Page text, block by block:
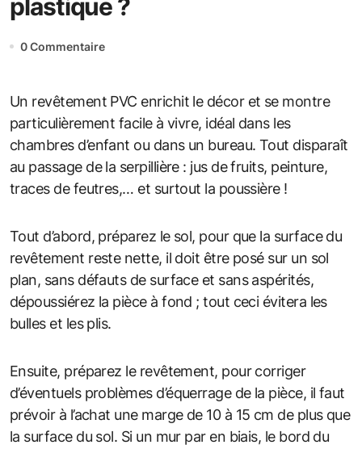
plastique ?
0 Commentaire
Un revêtement PVC enrichit le décor et se montre
particulièrement facile à vivre, idéal dans les
chambres d’enfant ou dans un bureau. Tout disparaît
au passage de la serpillière : jus de fruits, peinture,
traces de feutres,… et surtout la poussière !
Tout d’abord, préparez le sol, pour que la surface du
revêtement reste nette, il doit être posé sur un sol
plan, sans défauts de surface et sans aspérités,
dépoussiérez la pièce à fond ; tout ceci évitera les
bulles et les plis.
Ensuite, préparez le revêtement, pour corriger
d’éventuels problèmes d’équerrage de la pièce, il faut
prévoir à l’achat une marge de 10 à 15 cm de plus que
la surface du sol. Si un mur par en biais, le bord du